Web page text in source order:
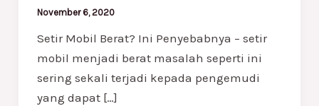
November 6, 2020
Setir Mobil Berat? Ini Penyebabnya – setir
mobil menjadi berat masalah seperti ini
sering sekali terjadi kepada pengemudi
yang dapat […]